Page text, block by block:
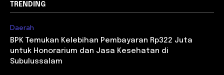
TRENDING
Daerah
BPK Temukan Kelebihan Pembayaran Rp322 Juta
untuk Honorarium dan Jasa Kesehatan di
Subulussalam